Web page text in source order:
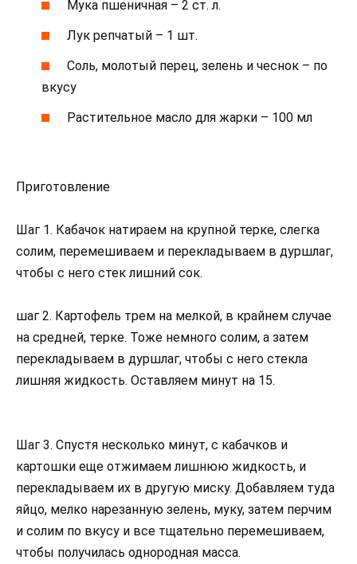
Мука пшеничная – 2 ст. л.
Лук репчатый – 1 шт.
Соль, молотый перец, зелень и чеснок – по
вкусу
Растительное масло для жарки – 100 мл
Приготовление
Шаг 1. Кабачок натираем на крупной терке, слегка
солим, перемешиваем и перекладываем в дуршлаг,
чтобы с него стек лишний сок.
шаг 2. Картофель трем на мелкой, в крайнем случае
на средней, терке. Тоже немного солим, а затем
перекладываем в дуршлаг, чтобы с него стекла
лишняя жидкость. Оставляем минут на 15.
Шаг 3. Спустя несколько минут, с кабачков и
картошки еще отжимаем лишнюю жидкость, и
перекладываем их в другую миску. Добавляем туда
яйцо, мелко нарезанную зелень, муку, затем перчим
и солим по вкусу и все тщательно перемешиваем,
чтобы получилась однородная масса.